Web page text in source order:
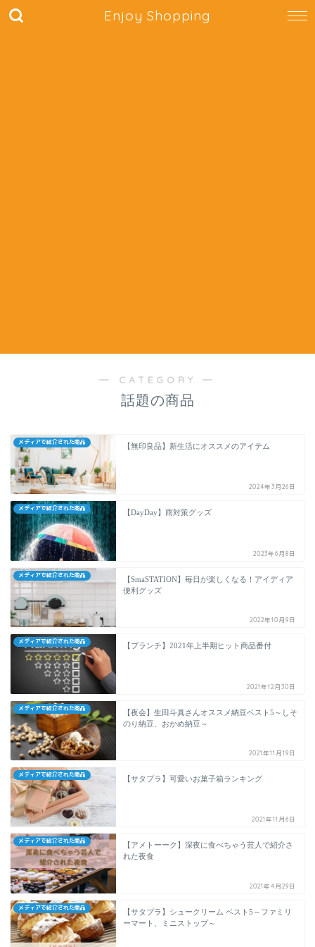
Enjoy Shopping
― CATEGORY ―
話題の商品
メディアで紹介された商品 【無印良品】新生活にオススメのアイテム
2024年3月26日
メディアで紹介された商品 【DayDay】雨対策グッズ
2023年6月8日
メディアで紹介された商品
【SmaSTATION】毎日が楽しくなる！アイディア
便利グッズ
2022年10月9日
メディアで紹介された商品 【ブランチ】2021年上半期ヒット商品番付
2021年12月30日
メディアで紹介された商品
【夜会】生田斗真さんオススメ納豆ベスト5～しそ
のり納豆、おかめ納豆～
2021年11月19日
メディアで紹介された商品 【サタプラ】可愛いお菓子箱ランキング
2021年11月6日
メディアで紹介された商品
【アメトーーク】深夜に食べちゃう芸人で紹介さ
れた夜食
2021年4月29日
メディアで紹介された商品
【サタプラ】シュークリーム ベスト5～ファミリ
ーマート、ミニストップ～